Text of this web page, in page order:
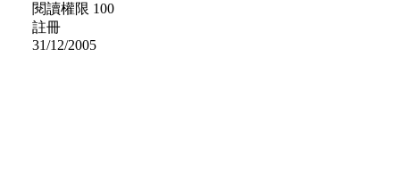
閱讀權限 100
註冊
31/12/2005